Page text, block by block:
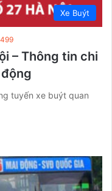
Xe Buýt
– Thông tin chi
tuyến xe buýt quan